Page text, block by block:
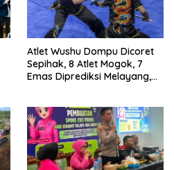
Atlet Wushu Dompu Dicoret
Sepihak, 8 Atlet Mogok, 7
Emas Diprediksi Melayang,